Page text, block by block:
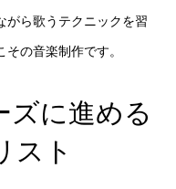
がら歌うテクニックを習
の音楽制作です。
ズに進める
スト